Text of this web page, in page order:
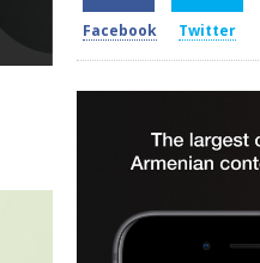
Facebook Twitter